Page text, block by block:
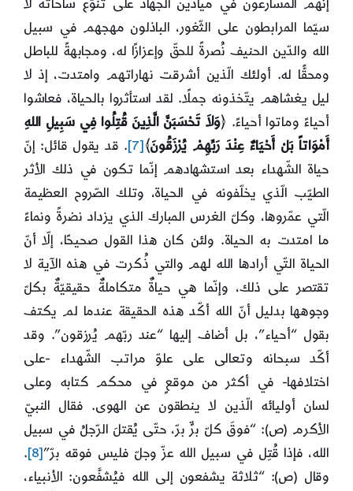
إنّهم المسارعون في ميادين الجهاد على تنوّع ساحاته لا
سيّما المرابطون على الثّغور، الباذلون مهجهم في سبيل
الله والدّين الحنيف نُصرةً للحقّ وإعزازًا له، ومجابهةً للباطل
ومحقًّا له. أولئك الّذين أشرقت نهاراتهم وامتدت، إذ لا
ليل يغشاهم يتّخذونه جملًا. لقد استأثروا بالحياة، فعاشوا
أحياءً وماتوا أحياءً. ﴿وَلاَ تَحْسَبَنَّ الَّذِينَ قُتِلُوا فِي سَبِيلِ اللهِ
أَمْوَاتاً بَلْ أَحْيَاءٌ عِنْدَ رَبِّهِمْ يُرْزَقُونَ﴾[7]
. قد يقول قائل: إنّ
حياة الشّهداء بعد استشهادهم إنّما تكون في ذلك الأثر
الطيّب الّذي يخلّفونه في الحياة، وتلك الصّروح العظيمة
الّتي عمّروها، وكلّ الغرس المبارك الذي يزداد نضرةً ونماءً
ما امتدت به الحياة. ولئن كان هذا القول صحيحًا، إلّا أنّ
الحياة التّي أرادها الله لهم والتي ذُكرت في هذه الآية لا
تقتصر على ذلك، وإنّما هي حياةٌ متكاملةٌ حقيقيّةٌ بكلّ
وجوهها بدليل أنّ الله أكّد هذه الحقيقة عندما لم يكتف
بقول “أحياء”، بل أضاف إليها “عند ربّهم يُرزقون”. وقد
أكّد سبحانه وتعالى على علوّ مراتب الشّهداء -على
اختلافها- في أكثر من موقعٍ في محكم كتابه وعلى
لسان أوليائه الّذين لا ينطقون عن الهوى. فقال النبيّ
الأكرم (ص): “فوقَ كلّ برٍّ برّ، حتّى يُقتلَ الرّجلُ في سبيل
الله، فإذا قُتِل في سبيل الله عزّ وجلّ فليس فوقه برّ”[8]
.
وقال (ص): “ثلاثة يشفعون إلى الله فيُشفَّعون: الأنبياء،